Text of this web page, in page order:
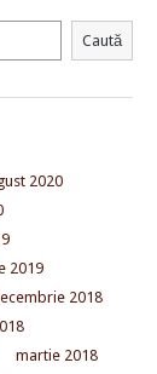
Caută
2020
2019
2018
martie 2018